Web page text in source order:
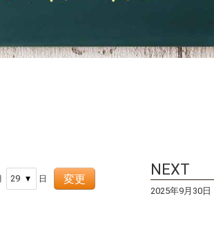
日 変更
2025年9月30日